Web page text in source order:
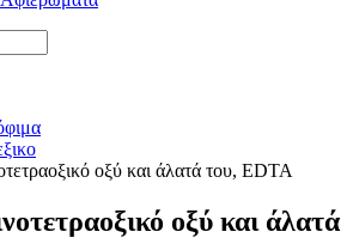
οξύ και άλατά του, EDTA
οξύ και άλατά